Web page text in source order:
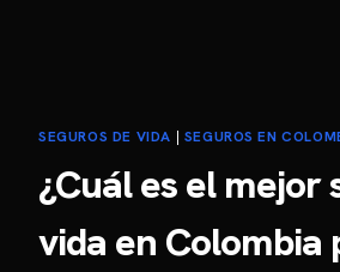
SEGUROS DE VIDA | SEGUROS EN
¿Cuál es el mejor
vida en Colombia